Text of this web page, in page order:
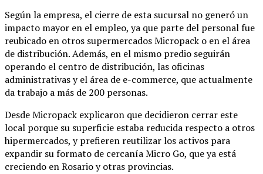
Según la empresa, el cierre de esta sucursal no generó un
impacto mayor en el empleo, ya que parte del personal fue
reubicado en otros supermercados Micropack o en el área
de distribución. Además, en el mismo predio seguirán
operando el centro de distribución, las oficinas
administrativas y el área de e-commerce, que actualmente
da trabajo a más de 200 personas.
Desde Micropack explicaron que decidieron cerrar este
local porque su superficie estaba reducida respecto a otros
hipermercados, y prefieren reutilizar los activos para
expandir su formato de cercanía Micro Go, que ya está
creciendo en Rosario y otras provincias.